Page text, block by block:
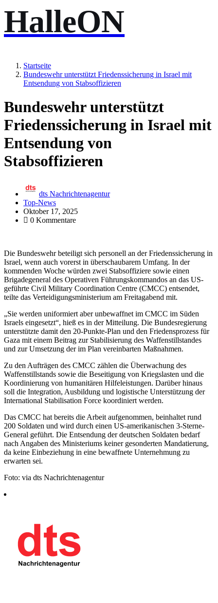
HalleON
Startseite
Bundeswehr unterstützt Friedenssicherung in Israel mit
Entsendung von Stabsoffizieren
Bundeswehr unterstützt
Friedenssicherung in Israel mit
Entsendung von
Stabsoffizieren
dts Nachrichtenagentur
Top-News
Oktober 17, 2025
0 Kommentare
Die Bundeswehr beteiligt sich personell an der Friedenssicherung in
Israel, wenn auch vorerst in überschaubarem Umfang. In der
kommenden Woche würden zwei Stabsoffiziere sowie einen
Brigadegeneral des Operativen Führungskommandos an das US-
geführte Civil Military Coordination Centre (CMCC) entsendet,
teilte das Verteidigungsministerium am Freitagabend mit.
„Sie werden uniformiert aber unbewaffnet im CMCC im Süden
Israels eingesetzt“, hieß es in der Mitteilung. Die Bundesregierung
unterstützte damit den 20-Punkte-Plan und den Friedensprozess für
Gaza mit einem Beitrag zur Stabilisierung des Waffenstillstandes
und zur Umsetzung der im Plan vereinbarten Maßnahmen.
Zu den Aufträgen des CMCC zählen die Überwachung des
Waffenstillstands sowie die Beseitigung von Kriegslasten und die
Koordinierung von humanitären Hilfeleistungen. Darüber hinaus
soll die Integration, Ausbildung und logistische Unterstützung der
International Stabilisation Force koordiniert werden.
Das CMCC hat bereits die Arbeit aufgenommen, beinhaltet rund
200 Soldaten und wird durch einen US-amerikanischen 3-Sterne-
General geführt. Die Entsendung der deutschen Soldaten bedarf
nach Angaben des Ministeriums keiner gesonderten Mandatierung,
da keine Einbeziehung in eine bewaffnete Unternehmung zu
erwarten sei.
Foto: via dts Nachrichtenagentur